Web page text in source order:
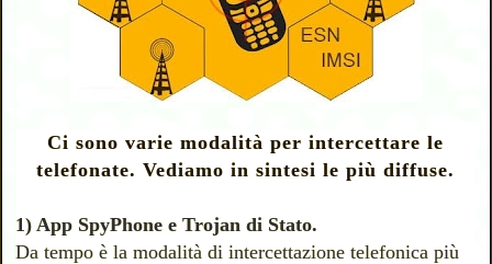
Ci sono varie modalità per intercettare le
telefonate. Vediamo in sintesi le più diffuse.
1) App SpyPhone e Trojan di Stato.
Da tempo è la modalità di intercettazione telefonica più